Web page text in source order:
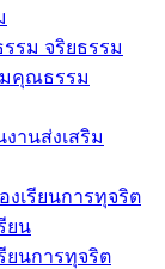
รม จริยธรรม
มคุณธรรม
านส่งเสริม
งเรียนการทุจริต
ยน
ยนการทุจริต